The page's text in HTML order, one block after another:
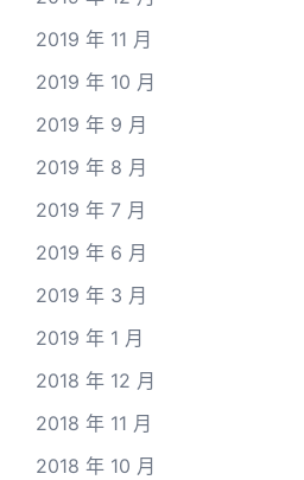
2019 年 11 月
2019 年 10 月
2019 年 9 月
2019 年 8 月
2019 年 7 月
2019 年 6 月
2019 年 3 月
2019 年 1 月
2018 年 12 月
2018 年 11 月
2018 年 10 月